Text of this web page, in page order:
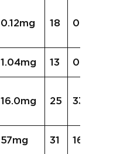
0.12mg 18 0.16mg
1.04mg 13 0.77mg
16.0mg 25 33.8mg
57mg 31 167mg